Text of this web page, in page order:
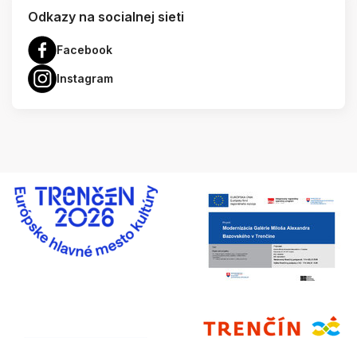
Odkazy na socialnej sieti
Facebook
Instagram